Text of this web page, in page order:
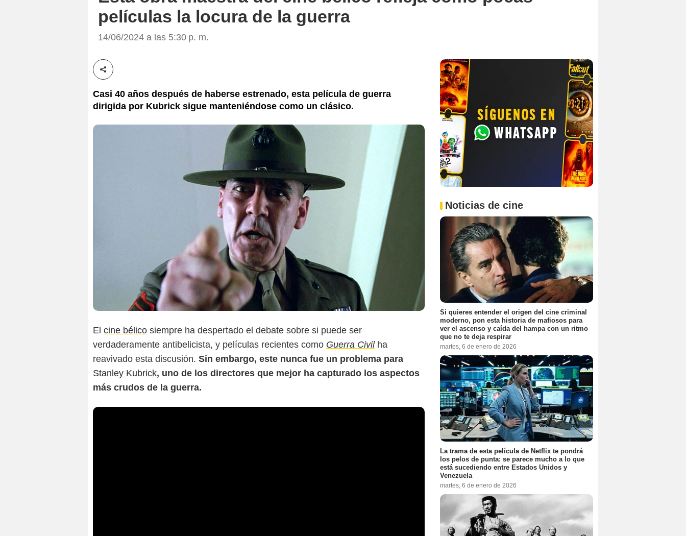
películas la locura de la guerra
14/06/2024 a las 5:30 p. m.
Compartir esta noticia
Casi 40 años después de haberse estrenado, esta película de guerra
dirigida por Kubrick sigue manteniéndose como un clásico.
El cine bélico siempre ha despertado el debate sobre si puede ser
verdaderamente antibelicista, y películas recientes como Guerra Civilha
reavivado esta discusión. Sin embargo, este nunca fue un problema para
Stanley Kubrick, uno de los directores que mejor ha capturado los aspectos
más crudos de la guerra.
Noticias de cine
Si quieres entender el origen del cine criminal
moderno, pon esta historia de mafiosos para
ver el ascenso y caída del hampa con un ritmo
que no te deja respirar
martes, 6 de enero de 2026
La trama de esta película de Netflix te pondrá
los pelos de punta: se parece mucho a lo que
está sucediendo entre Estados Unidos y
Venezuela
martes, 6 de enero de 2026